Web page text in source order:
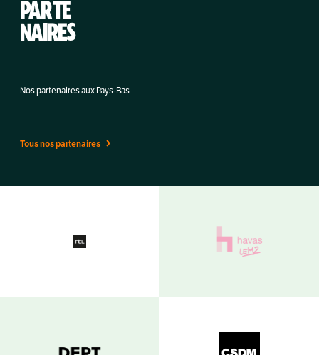
PAR TE
NAIRES
Nos partenaires aux Pays-Bas
Tous nos partenaires